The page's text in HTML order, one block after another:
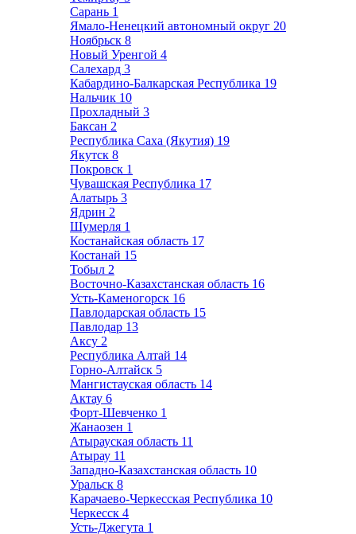
Сарань 1
Ямало-Ненецкий автономный округ 20
Ноябрьск 8
Новый Уренгой 4
Салехард 3
Кабардино-Балкарская Республика 19
Нальчик 10
Прохладный 3
Баксан 2
Республика Саха (Якутия) 19
Якутск 8
Покровск 1
Чувашская Республика 17
Алатырь 3
Ядрин 2
Шумерля 1
Костанайская область 17
Костанай 15
Тобыл 2
Восточно-Казахстанская область 16
Усть-Каменогорск 16
Павлодарская область 15
Павлодар 13
Аксу 2
Республика Алтай 14
Горно-Алтайск 5
Мангистауская область 14
Актау 6
Форт-Шевченко 1
Жанаозен 1
Атырауская область 11
Атырау 11
Западно-Казахстанская область 10
Уральск 8
Карачаево-Черкесская Республика 10
Черкесск 4
Усть-Джегута 1